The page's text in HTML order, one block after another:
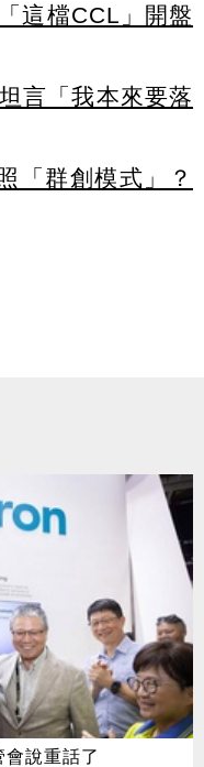
這檔CCL」開盤
言「我本來要落
「群創模式」？
說重話了